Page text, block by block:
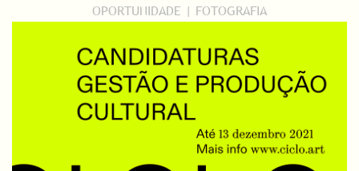
OPORTUNIDADE | FOTOGRAFIA